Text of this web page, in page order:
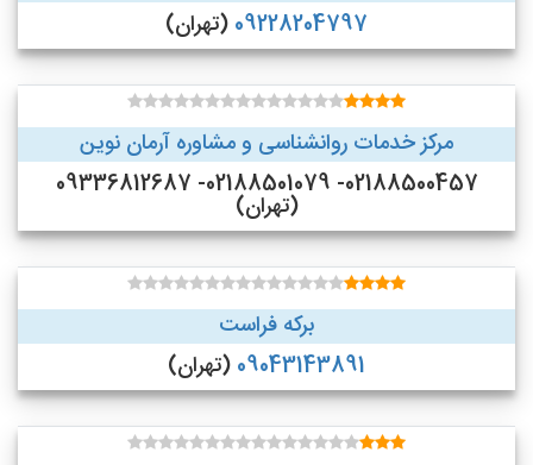
09228204797 (تهران)
مرکز خدمات روانشناسی و مشاوره آرمان نوین
02188500457- 02188501079- 09336812687
(تهران)
برکه فراست
09043143891 (تهران)